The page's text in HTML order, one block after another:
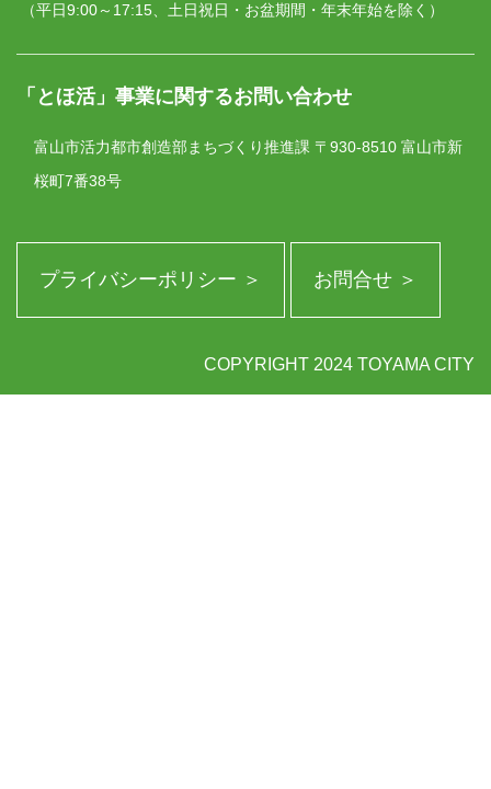
（平日9:00～17:15、土日祝日・お盆期間・年末年始を除く）
「とほ活」事業に関するお問い合わせ
富山市活力都市創造部まちづくり推進課 〒930-8510 富山市新
桜町7番38号
プライバシーポリシー ＞ お問合せ ＞
COPYRIGHT 2024 TOYAMA CITY